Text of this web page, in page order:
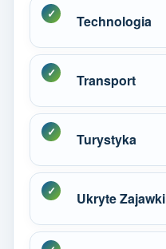
Technologia
Transport
Turystyka
Ukryte Zajawki